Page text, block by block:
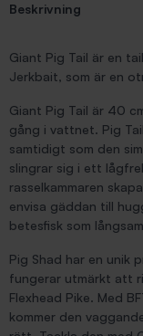
Beskrivning
Giant Pig Tail är en
Jerkbait, som är en
Giant Pig Tail är 40
gång i vattnet. Pig
samtidigt som den
slingrar sig i ett
rasselkammaren
envisa gäddan till
betesfisk som
Pig Shad har en unik
fungerar utmärkt att
Flexhead Pike. Med
kommer den